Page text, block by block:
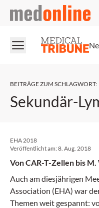
medonline
BEITRÄGE ZUM SCHLAGWORT:
Sekundär-
EHA 2018
Veröffentlicht am:8. Aug. 2018
Von CAR-T-Zellen bis
Auch am diesjährigen
Association (EHA) war
Themen weit gespannt: